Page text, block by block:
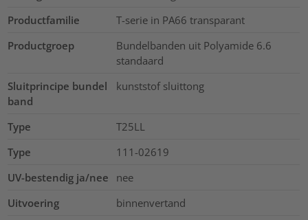
Productfamilie
T-serie in PA66 transparant
Productgroep
Bundelbanden uit Polyamide 6.6
standaard
Sluitprincipe bundel
band
kunststof sluittong
Type
T25LL
Type
111-02619
UV-bestendig ja/nee
nee
Uitvoering
binnenvertand